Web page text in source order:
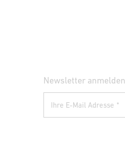
Newsletter anmelden
Ihre E-Mail Adresse